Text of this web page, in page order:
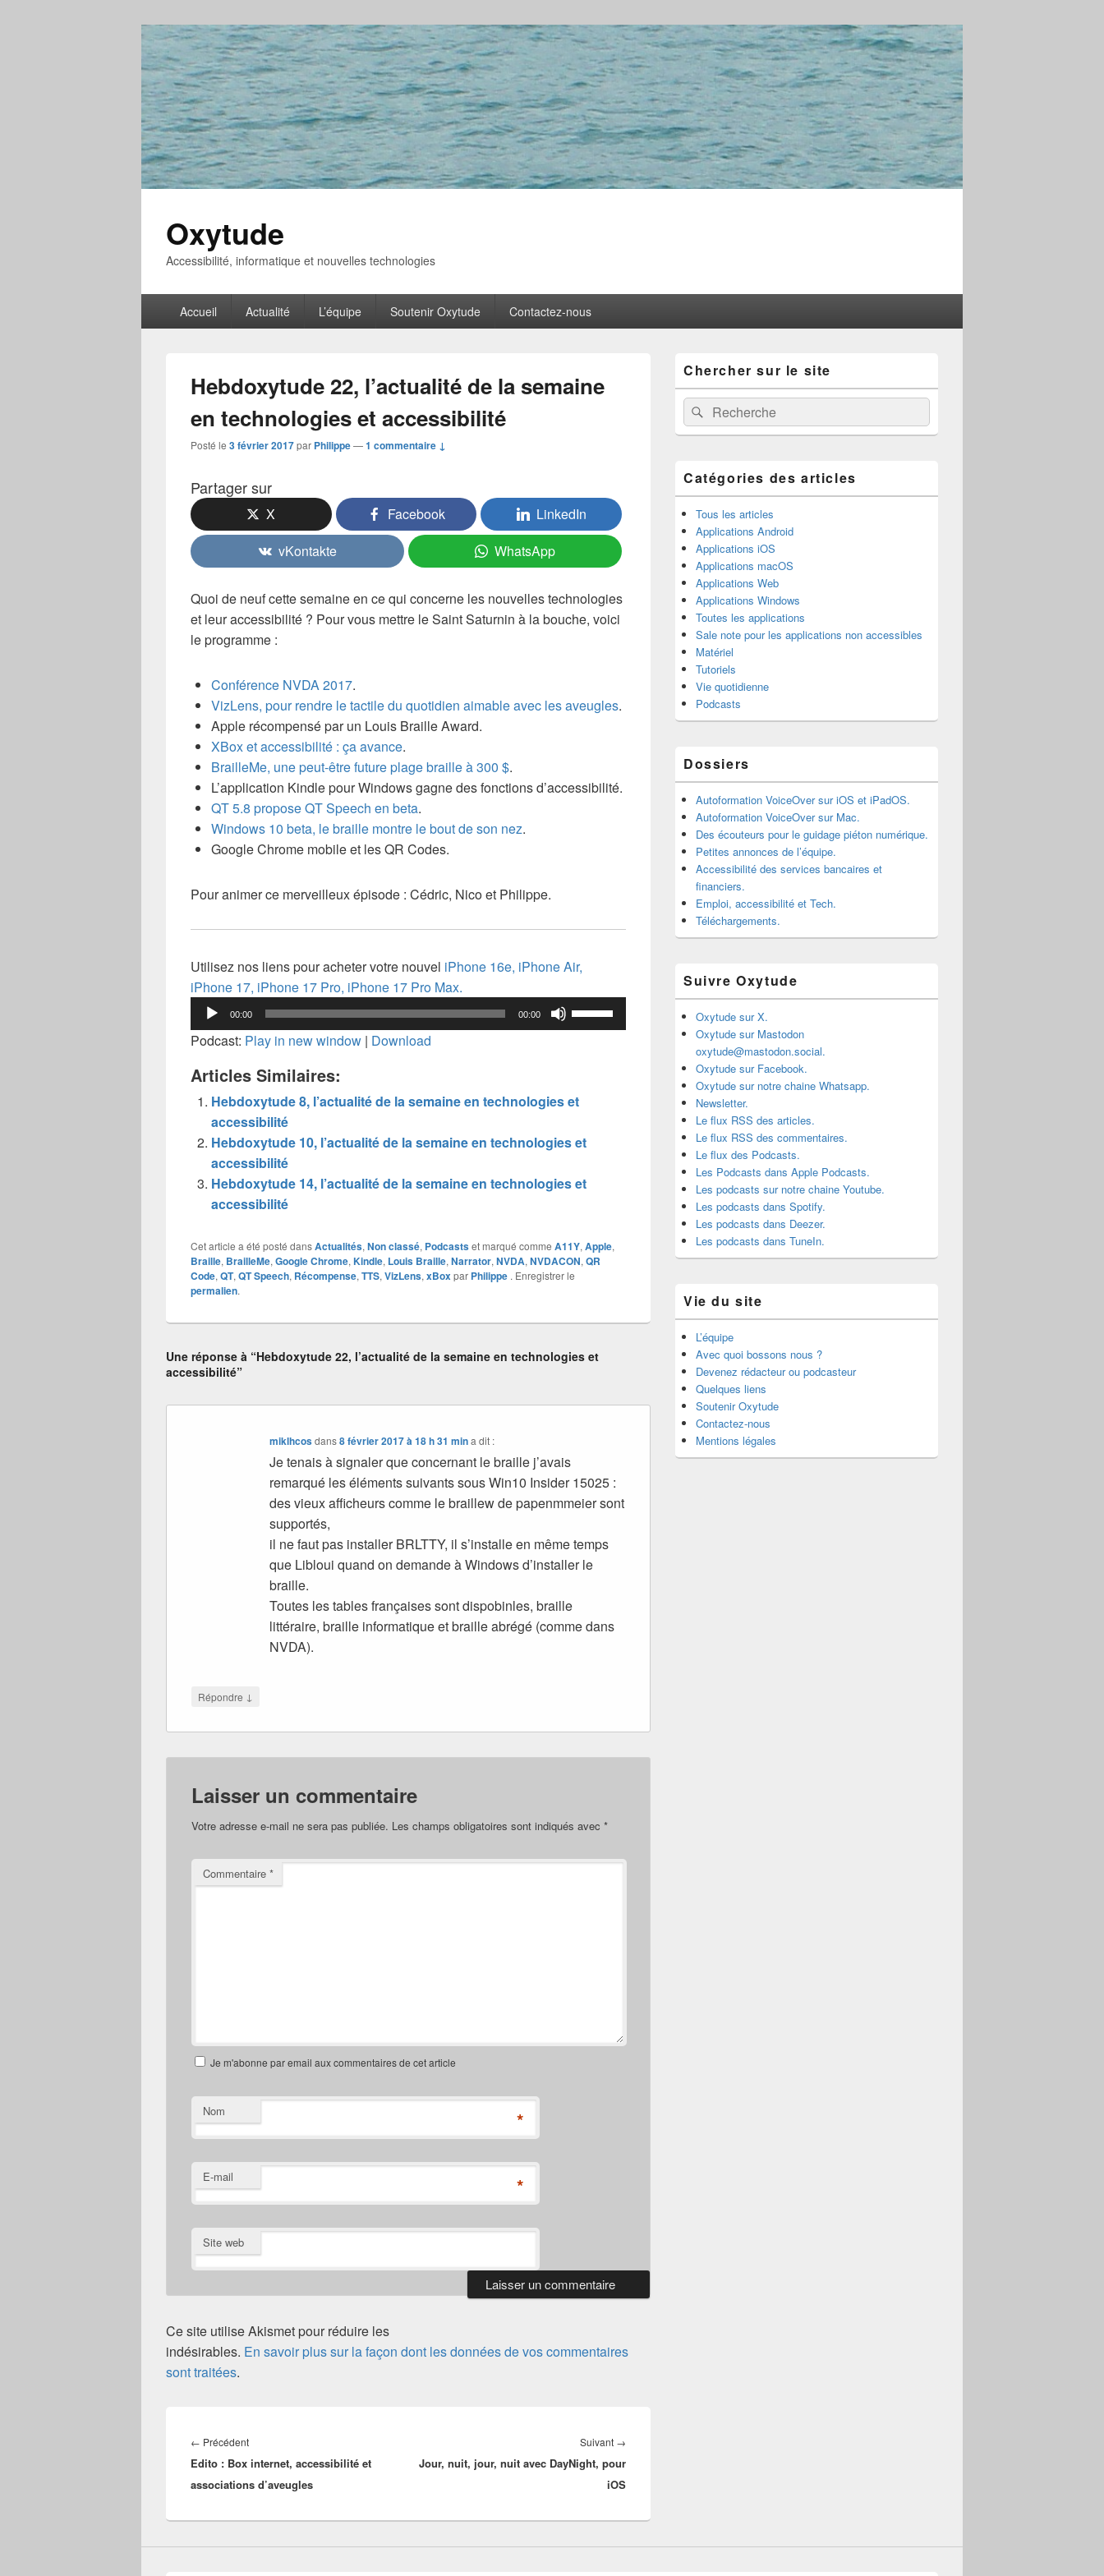
Oxytude
Accessibilité, informatique et nouvelles technologies
principalAccueil Actualité L’équipe Soutenir Oxytude Contactez-nous
Hebdoxytude 22, l’actualité de la semaine
en technologies et accessibilité
Posté le 3 février 2017par Philippe—1 commentaire ↓
Partager sur
X Facebook
LinkedIn
vKontakte
WhatsApp
Quoi de neuf cette semaine en ce qui concerne les nouvelles technologies
et leur accessibilité ? Pour vous mettre le Saint Saturnin à la bouche, voici
le programme :
Conférence NVDA 2017.
VizLens, pour rendre le tactile du quotidien aimable avec les aveugles.
Apple récompensé par un Louis Braille Award.
XBox et accessibilité : ça avance.
BrailleMe, une peut-être future plage braille à 300 $.
L’application Kindle pour Windows gagne des fonctions d’accessibilité.
QT 5.8 propose QT Speech en beta.
Windows 10 beta, le braille montre le bout de son nez.
Google Chrome mobile et les QR Codes.
Pour animer ce merveilleux épisode : Cédric, Nico et Philippe.
Utilisez nos liens pour acheter votre nouvel iPhone 16e, iPhone Air,
iPhone 17, iPhone 17 Pro, iPhone 17 Pro Max.
Lecteur
audio
00:00 00:00
les
augmenter
diminuer
volume.
Podcast: Play in new window | Download
Articles Similaires:
Hebdoxytude 8, l’actualité de la semaine en technologies et
accessibilité
Hebdoxytude 10, l’actualité de la semaine en technologies et
accessibilité
Hebdoxytude 14, l’actualité de la semaine en technologies et
accessibilité
Cet article a été posté dansActualités, Non classé, Podcastset marqué comme A11Y, Apple,
Braille, BrailleMe, Google Chrome, Kindle, Louis Braille, Narrator, NVDA, NVDACON, QR
Code, QT, QT Speech, Récompense, TTS, VizLens, xBoxpar Philippe . Enregistrer le
permalien.
Une réponse à “Hebdoxytude 22, l’actualité de la semaine en technologies et
accessibilité”
miklhcosdans8 février 2017 à 18 h 31 mina dit :
Je tenais à signaler que concernant le braille j’avais
remarqué les éléments suivants sous Win10 Insider 15025 :
des vieux afficheurs comme le braillew de papenmmeier sont
supportés,
il ne faut pas installer BRLTTY, il s’installe en même temps
que Libloui quand on demande à Windows d’installer le
braille.
Toutes les tables françaises sont dispobinles, braille
littéraire, braille informatique et braille abrégé (comme dans
NVDA).
Répondre ↓
Laisser un commentaire
Votre adresse e-mail ne sera pas publiée. Les champs obligatoires sont indiqués avec *
Commentaire *
Je m'abonne par email aux commentaires de cet article
Nom *
E-mail *
Site web
Ce site utilise Akismet pour réduire les
indésirables. En savoir plus sur la façon dont les données de vos commentaires
sont traitées.
de
l’article
← PrécédentArticle
précédent :
Edito : Box internet, accessibilité et
associations d’aveugles
Suivant →
suivant :
Jour, nuit, jour, nuit avec DayNight, pour
iOS
principale
de
widget
pour
la
Chercher sur le site
Recherche :Rechercher
Catégories des articles
Tous les articles
Applications Android
Applications iOS
Applications macOS
Applications Web
Applications Windows
Toutes les applications
Sale note pour les applications non accessibles
Matériel
Tutoriels
Vie quotidienne
Podcasts
Dossiers
Autoformation VoiceOver sur iOS et iPadOS.
Autoformation VoiceOver sur Mac.
Des écouteurs pour le guidage piéton numérique.
Petites annonces de l’équipe.
Accessibilité des services bancaires et
financiers.
Emploi, accessibilité et Tech.
Téléchargements.
Suivre Oxytude
Oxytude sur X.
Oxytude sur Mastodon
oxytude@mastodon.social.
Oxytude sur Facebook.
Oxytude sur notre chaine Whatsapp.
Newsletter.
Le flux RSS des articles.
Le flux RSS des commentaires.
Le flux des Podcasts.
Les Podcasts dans Apple Podcasts.
Les podcasts sur notre chaine Youtube.
Les podcasts dans Spotify.
Les podcasts dans Deezer.
Les podcasts dans TuneIn.
Vie du site
L’équipe
Avec quoi bossons nous ?
Devenez rédacteur ou podcasteur
Quelques liens
Soutenir Oxytude
Contactez-nous
Mentions légales